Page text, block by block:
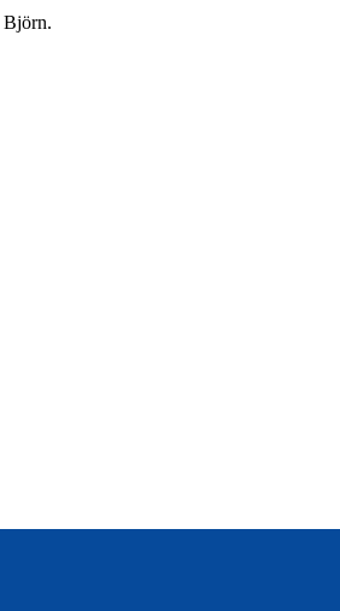
Björn.